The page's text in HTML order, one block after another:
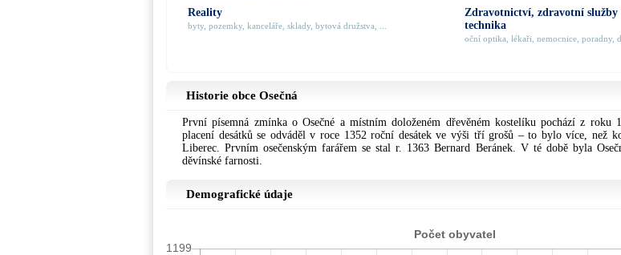
Reality
byty, pozemky, kanceláře, sklady, bytová družstva, ...
Zdravotnictví, zdravotní služby
technika
oční optika, lékaři, nemocnice, poradny,
Historie obce Osečná
První písemná zmínka o Osečné a místním doloženém dřevěném kostelíku pochází z roku
placení desátků se odváděl v roce 1352 roční desátek ve výši tří grošů – to bylo více, než
Liberec. Prvním osečenským farářem se stal r. 1363 Bernard Beránek. V té době byla
děvínské farnosti.
Demografické údaje